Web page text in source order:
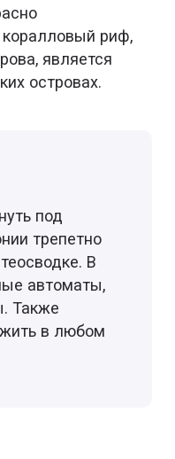
риф,
является
островах.
под
трепетно
В
автоматы,
Также
в любом